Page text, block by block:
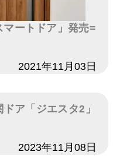
ートドア」発売=
2021年11月03日
ア「ジエスタ2」
2023年11月08日